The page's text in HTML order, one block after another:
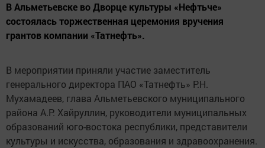
В Альметьевске во Дворце культуры «Нефтьче»
состоялась торжественная церемония вручения
грантов компании «Татнефть».
В мероприятии приняли участие заместитель
генерального директора ПАО «Татнефть» Р.Н.
Мухамадеев, глава Альметьевского муниципального
района А.Р. Хайруллин, руководители муниципальных
образований юго-востока республики, представители
культуры и искусства, образования и здравоохранения.